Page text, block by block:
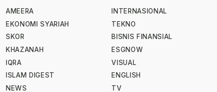
AMEERA
EKONOMI SYARIAH
SKOR
KHAZANAH
IQRA
ISLAM DIGEST
NEWS
INTERNASIONAL
TEKNO
BISNIS FINANSIAL
ESGNOW
VISUAL
ENGLISH
TV